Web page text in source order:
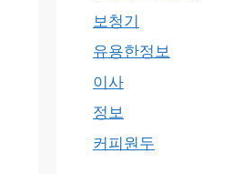
보청기
유용한정보
이사
정보
커피원두